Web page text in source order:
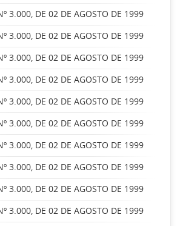
3.000, DE 02 DE AGOSTO DE 1999
3.000, DE 02 DE AGOSTO DE 1999
3.000, DE 02 DE AGOSTO DE 1999
3.000, DE 02 DE AGOSTO DE 1999
3.000, DE 02 DE AGOSTO DE 1999
3.000, DE 02 DE AGOSTO DE 1999
3.000, DE 02 DE AGOSTO DE 1999
3.000, DE 02 DE AGOSTO DE 1999
3.000, DE 02 DE AGOSTO DE 1999
3.000, DE 02 DE AGOSTO DE 1999